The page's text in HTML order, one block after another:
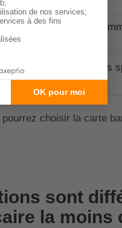
offerts par la carte
etc.
des conditions
initial.
choisir la carte
sont
la moins